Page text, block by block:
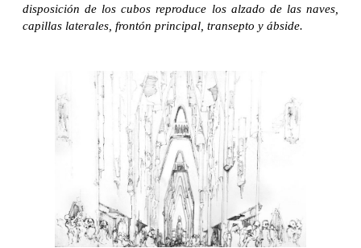
disposición de los cubos reproduce los alzado de las naves,
capillas laterales, frontón principal, transepto y ábside.